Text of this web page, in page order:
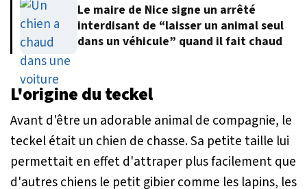
Le maire de Nice signe un arrêté
interdisant de “laisser un animal seul
dans un véhicule” quand il fait chaud
L'origine du teckel
Avant d'être un adorable animal de compagnie, le
teckel était un chien de chasse. Sa petite taille lui
permettait en effet d'attraper plus facilement que
d'autres chiens le petit gibier comme les lapins, les